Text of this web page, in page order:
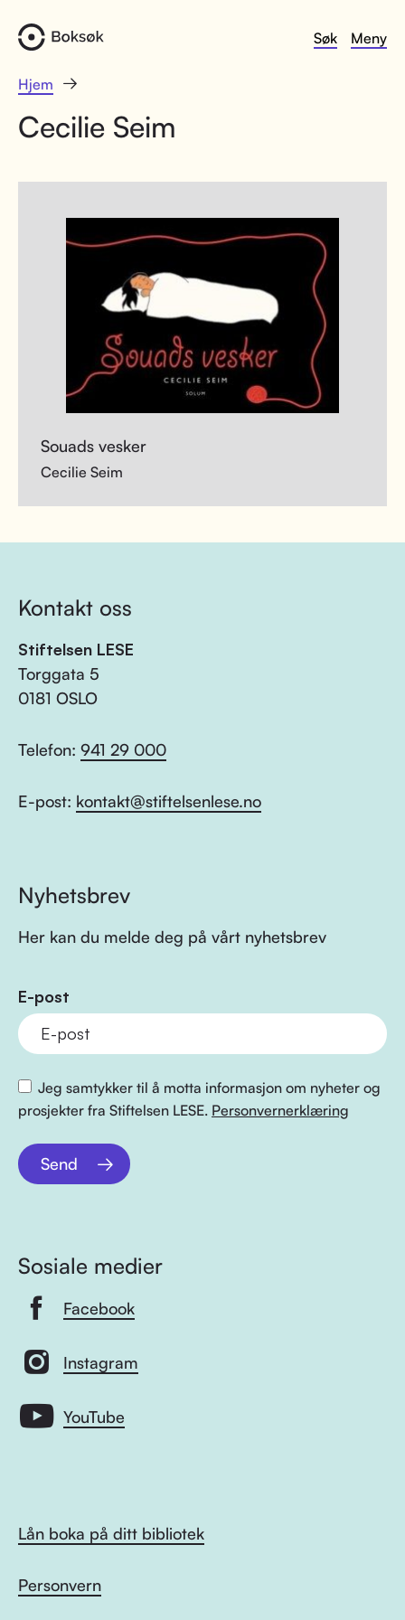
Søk Meny
Hjem
Cecilie Seim
Souads vesker
Cecilie Seim
Kontakt oss
Stiftelsen LESE
Torggata 5
0181 OSLO
Telefon: 941 29 000
E-post: kontakt@stiftelsenlese.no
Nyhetsbrev
Her kan du melde deg på vårt nyhetsbrev
E-post
Jeg samtykker til å motta informasjon om nyheter og
prosjekter fra Stiftelsen LESE. Personvernerklæring
Send
Sosiale medier
Facebook
Instagram
YouTube
Lån boka på ditt bibliotek
Personvern